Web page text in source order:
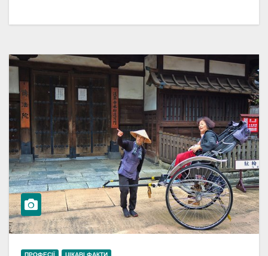
ПРОФЕСІЇ ЦІКАВІ ФАКТИ